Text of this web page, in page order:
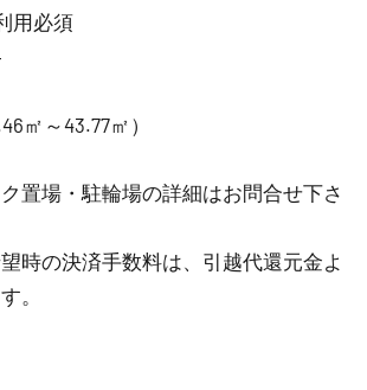
必須
㎡～43.77㎡）
置場・駐輪場の詳細はお問合せ下さ
時の決済手数料は、引越代還元金よ
。